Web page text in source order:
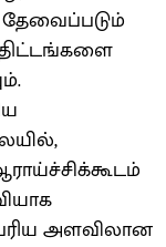
திட்டங்களை
அளவிலான